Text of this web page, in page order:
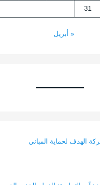
31
« أبريل
الهدف لحماية المباني